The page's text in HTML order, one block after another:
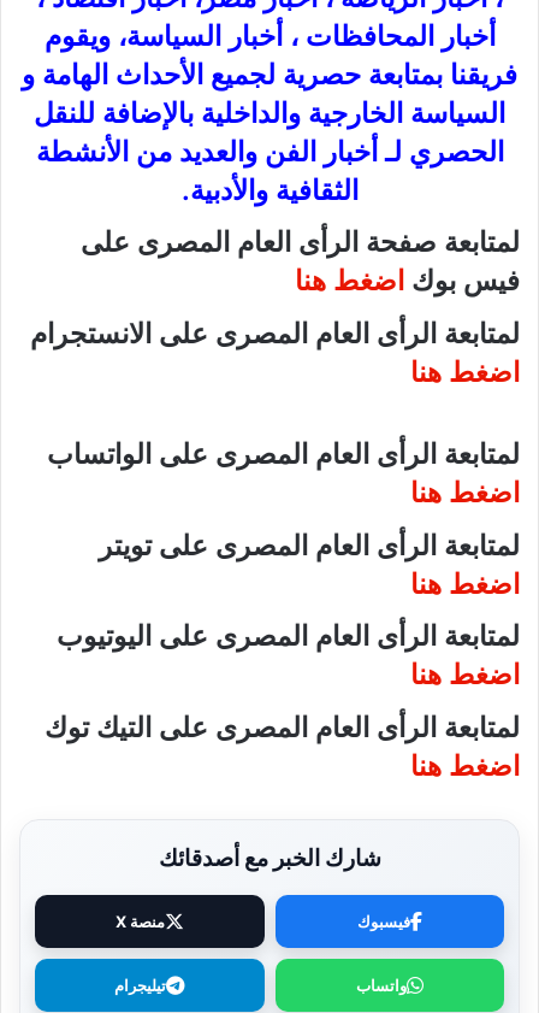
أخبار المحافظات ، أخبار السياسة، ويقوم
فريقنا بمتابعة حصرية لجميع الأحداث الهامة و
السياسة الخارجية والداخلية بالإضافة للنقل
الحصري لـ أخبار الفن والعديد من الأنشطة
الثقافية والأدبية.
لمتابعة صفحة الرأى العام المصرى على
فيس بوك اضغط هنا
لمتابعة الرأى العام المصرى على الانستجرام
اضغط هنا
لمتابعة الرأى العام المصرى على الواتساب
اضغط هنا
لمتابعة الرأى العام المصرى على تويتر
اضغط هنا
لمتابعة الرأى العام المصرى على اليوتيوب
اضغط هنا
لمتابعة الرأى العام المصرى على التيك توك
اضغط هنا
شارك الخبر مع أصدقائك
فيسبوك منصة X
واتساب تيليجرام